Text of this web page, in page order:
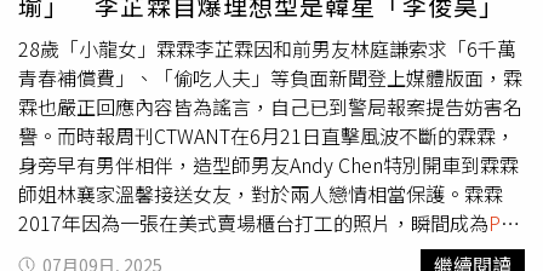
不少女生向老公示好，她自信表示：「我喜歡的人很多人喜
歡，代表我眼光很好吧！」她透露因為老公個性木訥，都是
「妹有情郎無意」。而目前祈錦鈅老公相處就像朋友般無話
不談，彼此維持著一份理解與默契，從兩人街頭放閃的甜蜜
模樣看來，婚變傳言似乎不攻自破。
28歲「小龍女」霖霖李芷霖因和前男友林庭謙索求「6千萬
青春補償費」、「偷吃人夫」等負面新聞登上媒體版面，霖
霖也嚴正回應內容皆為謠言，自己已到警局報案提告妨害名
譽。而時報周刊CTWANT在6月21日直擊風波不斷的霖霖，
身旁早有男伴相伴，造型師男友Andy Chen特別開車到霖霖
師姐林襄家溫馨接送女友，對於兩人戀情相當保護。霖霖
2017年因為一張在美式賣場櫃台打工的照片，瞬間成為PTT
表特板熱門話題，一頭烏黑亮麗的長髮與清秀的外表，更被
07月09日, 2025 繼續閱讀